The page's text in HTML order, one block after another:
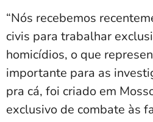
“Nós recebemos
civis para trabalhar
homicídios, o que
importante para as
pra cá, foi criado em
exclusivo de combate às